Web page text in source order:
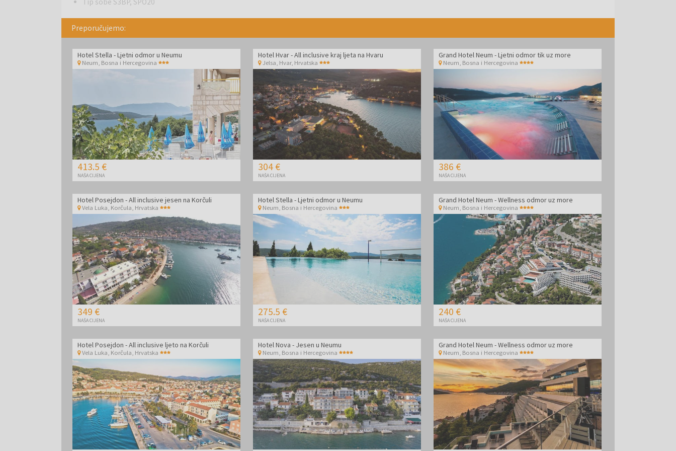
Preporučujemo:
Hotel Stella - Ljetni odmor u Neumu
Neum Bosna i Hercegovina
413.5 €
NAŠA CIJENA
Hotel Hvar - All inclusive kraj ljeta na Hvaru
Jelsa, Hvar, Hrvatska
304 €
NAŠA CIJENA
Grand Hotel Neum - Ljetni odmor tik uz more
Neum Bosna i Hercegovina
386 €
NAŠA CIJENA
Hotel Posejdon - All inclusive jesen na Korčuli
Vela Luka, Korčula Hrvatska
349 €
NAŠA CIJENA
Hotel Stella - Ljetni odmor u Neumu
Neum Bosna i Hercegovina
275.5 €
NAŠA CIJENA
Grand Hotel Neum - Wellness odmor uz more
Neum Bosna i Hercegovina
240 €
NAŠA CIJENA
Hotel Posejdon - All inclusive ljeto na Korčuli
Vela Luka, Korčula Hrvatska
Hotel Nova - Jesen u Neumu
Neum Bosna i Hercegovina
Grand Hotel Neum - Wellness odmor uz more
Neum Bosna i Hercegovina